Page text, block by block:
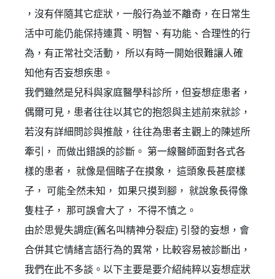
，沒有伴隨其它症狀，一般行為並不離奇，在日常生
活中可能仍能保持連貫、明智、有功能、合理性的行
為，有正常社交活動， 所以有時一開始很難讓人確
知他有否妄想疾患。
我們雖然是兒科與家庭醫學科診所，但妄想症患者，
偶爾可見，患者往往以其它的抱怨與主述前來就診，
若沒有詳細問診與推敲，往往為患者主觀上的陳述所
牽引， 而做出錯誤的診斷。 第一線醫師面對各式各
樣的患者， 就像是個瞎子在摸象， 這頭象長甚麼樣
子， 可能全然未知， 如果只摸到腳， 就說象長得像
隻柱子， 那可誤會大了， 不得不慎之。
由於思覺失調症(舊名叫精神分裂症) 引發的妄想，會
合併其它情緒言語行為的異常，比較容易被診斷出，
我們在此不多談。以下主要是要介紹純粹以妄想症狀